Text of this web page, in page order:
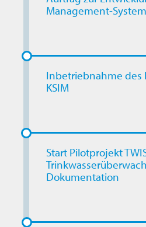
Management-
Inbetriebnahme des
KSIM
Start Pilotprojekt
Dokumentation